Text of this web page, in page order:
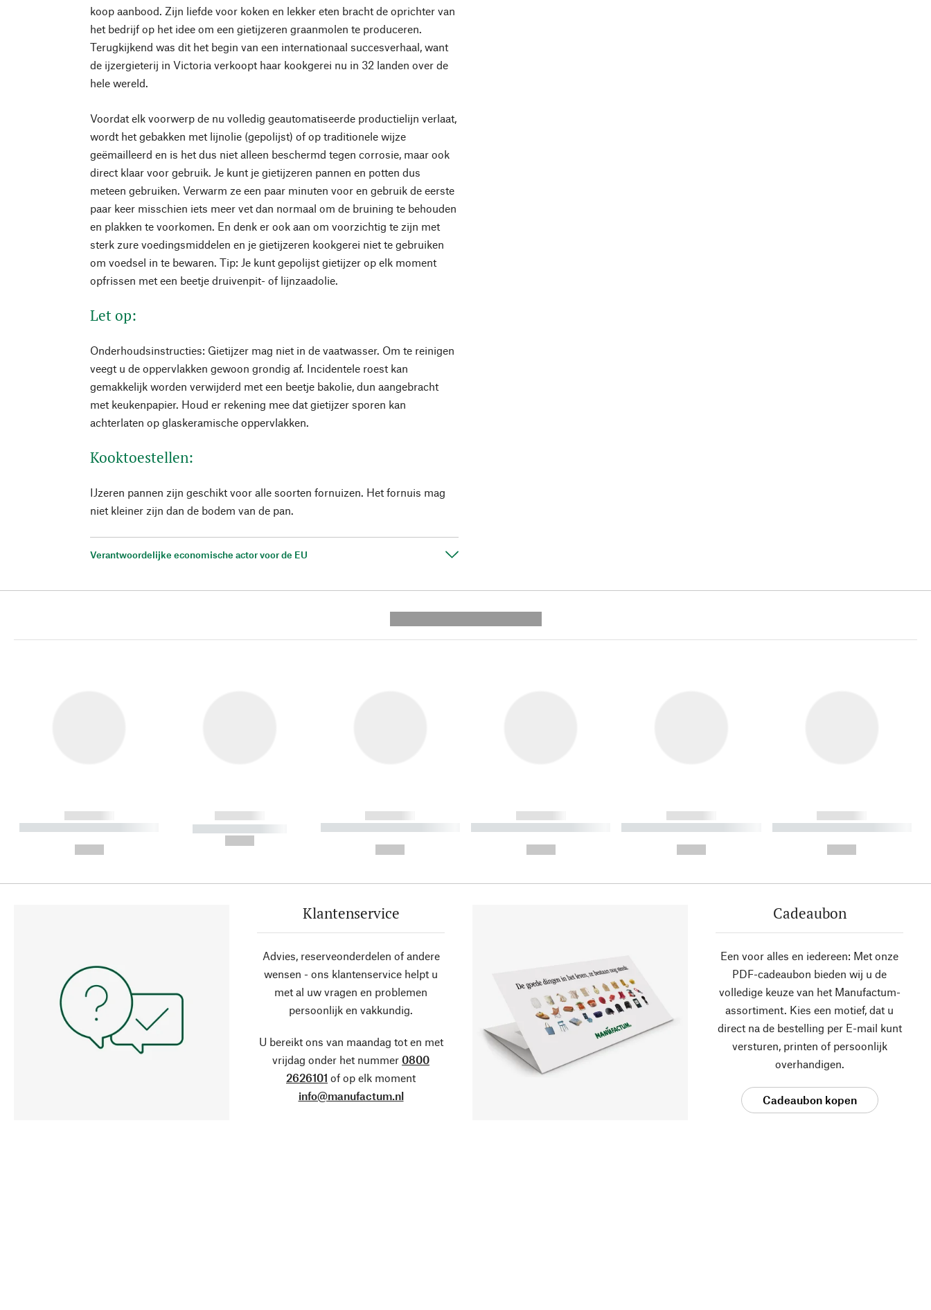
koop aanbood. Zijn liefde voor koken en lekker eten bracht de oprichter van
het bedrijf op het idee om een gietijzeren graanmolen te produceren.
Terugkijkend was dit het begin van een internationaal succesverhaal, want
de ijzergieterij in Victoria verkoopt haar kookgerei nu in 32 landen over de
hele wereld.
Voordat elk voorwerp de nu volledig geautomatiseerde productielijn verlaat,
wordt het gebakken met lijnolie (gepolijst) of op traditionele wijze
geëmailleerd en is het dus niet alleen beschermd tegen corrosie, maar ook
direct klaar voor gebruik. Je kunt je gietijzeren pannen en potten dus
meteen gebruiken. Verwarm ze een paar minuten voor en gebruik de eerste
paar keer misschien iets meer vet dan normaal om de bruining te behouden
en plakken te voorkomen. En denk er ook aan om voorzichtig te zijn met
sterk zure voedingsmiddelen en je gietijzeren kookgerei niet te gebruiken
om voedsel in te bewaren. Tip: Je kunt gepolijst gietijzer op elk moment
opfrissen met een beetje druivenpit- of lijnzaadolie.
Let op:
Onderhoudsinstructies: Gietijzer mag niet in de vaatwasser. Om te reinigen
veegt u de oppervlakken gewoon grondig af. Incidentele roest kan
gemakkelijk worden verwijderd met een beetje bakolie, dun aangebracht
met keukenpapier. Houd er rekening mee dat gietijzer sporen kan
achterlaten op glaskeramische oppervlakken.
Kooktoestellen:
IJzeren pannen zijn geschikt voor alle soorten fornuizen. Het fornuis mag
niet kleiner zijn dan de bodem van de pan.
Verantwoordelijke economische actor voor de EU
------------
----------- ----------- ----------
------------
----------- -----------
------------
----------- ----------- ----------
------------
----------- ----------- ----------
------------
----------- ----------- ----------
------------
----------- ----------- ----------
Klantenservice
Advies, reserveonderdelen of andere
wensen - ons klantenservice helpt u
met al uw vragen en problemen
persoonlijk en vakkundig.
U bereikt ons van maandag tot en met
vrijdag onder het nummer 0800
2626101 of op elk moment
info@manufactum.nl
Cadeaubon
Een voor alles en iedereen: Met onze
PDF-cadeaubon bieden wij u de
volledige keuze van het Manufactum-
assortiment. Kies een motief, dat u
direct na de bestelling per E-mail kunt
versturen, printen of persoonlijk
overhandigen.
Cadeaubon kopen